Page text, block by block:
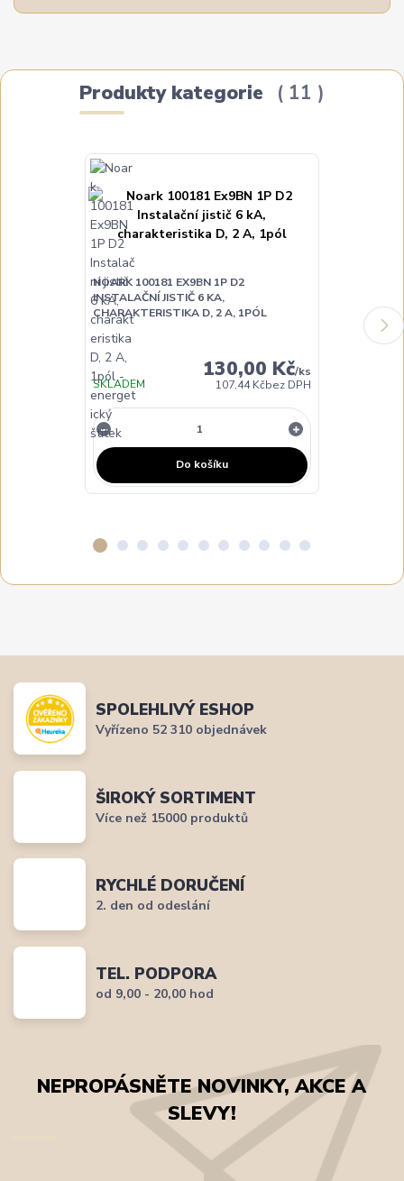
Produkty kategorie 11
NOARK 100181 EX9BN 1P D2
INSTALAČNÍ JISTIČ 6 KA,
CHARAKTERISTIKA D, 2 A, 1PÓL
130,00 Kč/ks
107,44 Kčbez DPH
SKLADEM
Do košíku
SPOLEHLIVÝ ESHOP
Vyřízeno 52 310 objednávek
ŠIROKÝ SORTIMENT
Více než 15000 produktů
RYCHLÉ DORUČENÍ
2. den od odeslání
TEL. PODPORA
od 9,00 - 20,00 hod
NEPROPÁSNĚTE NOVINKY, AKCE A
SLEVY!